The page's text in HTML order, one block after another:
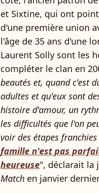
et Sixtine, qui ont
d'une première union
l'âge de 35 ans d'une
Laurent Solly sont les
compléter le clan en
beautés et, quand c'est
adultes et qu'eux sont
histoire d'amour, un
les difficultés que l'on
voir des étapes
famille n'est pas
heureuse", déclarait la
Match en janvier